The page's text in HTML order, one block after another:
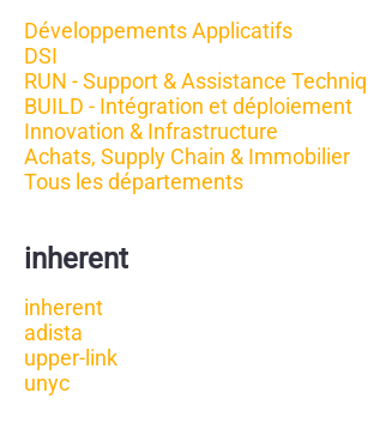
Développements Applicatifs
DSI
RUN - Support & Assistance
BUILD - Intégration et déploiement
Innovation & Infrastructure
Achats, Supply Chain & Immobilier
Tous les départements
inherent
inherent
adista
upper-link
unyc